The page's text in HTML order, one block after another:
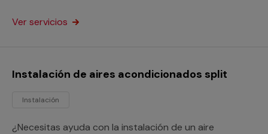
Ver servicios
Instalación de aires acondicionados split
Instalación
¿Necesitas ayuda con la instalación de un aire